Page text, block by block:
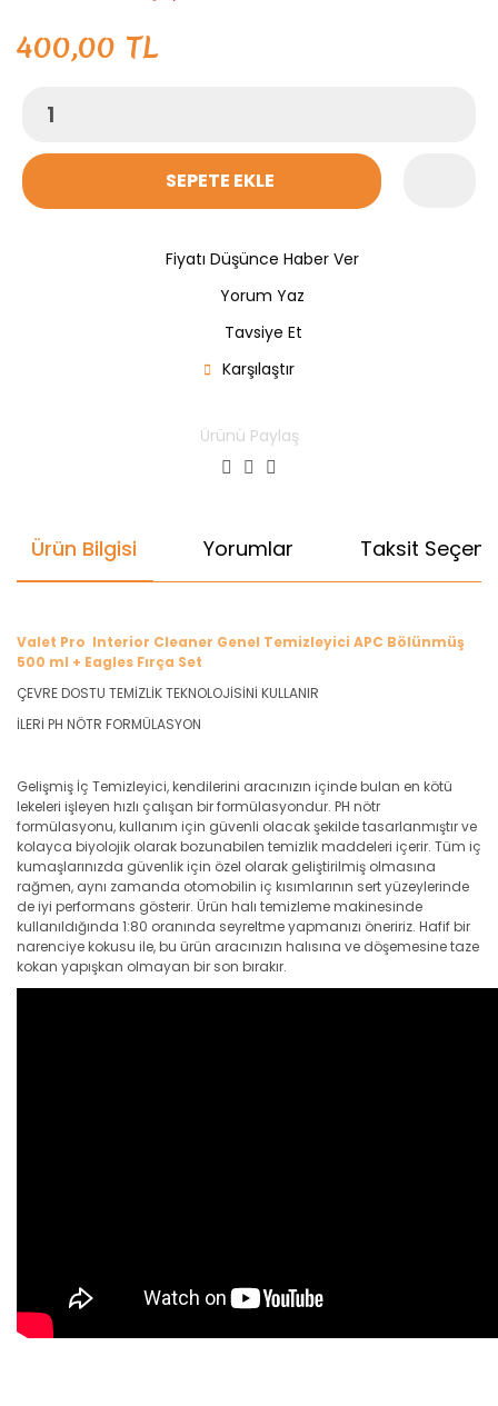
400,00 TL
SEPETE EKLE
Fiyatı Düşünce Haber Ver
Yorum Yaz
Tavsiye Et
Karşılaştır
Ürünü Paylaş
Ürün Bilgisi Yorumlar Taksit
Valet Pro Interior Cleaner Genel Temizleyici APC Bölünmüş
500 ml + Eagles Fırça Set
ÇEVRE DOSTU TEMİZLİK TEKNOLOJİSİNİ KULLANIR
İLERİ PH NÖTR FORMÜLASYON
Gelişmiş İç Temizleyici, kendilerini aracınızın içinde bulan en kötü
lekeleri işleyen hızlı çalışan bir formülasyondur. PH nötr
formülasyonu, kullanım için güvenli olacak şekilde tasarlanmıştır ve
kolayca biyolojik olarak bozunabilen temizlik maddeleri içerir. Tüm iç
kumaşlarınızda güvenlik için özel olarak geliştirilmiş olmasına
rağmen, aynı zamanda otomobilin iç kısımlarının sert yüzeylerinde
de iyi performans gösterir. Ürün halı temizleme makinesinde
kullanıldığında 1:80 oranında seyreltme yapmanızı öneririz. Hafif bir
narenciye kokusu ile, bu ürün aracınızın halısına ve döşemesine taze
kokan yapışkan olmayan bir son bırakır.